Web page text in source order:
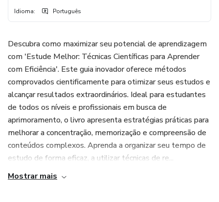
Idioma: Português
Descubra como maximizar seu potencial de aprendizagem
com 'Estude Melhor: Técnicas Científicas para Aprender
com Eficiência'. Este guia inovador oferece métodos
comprovados cientificamente para otimizar seus estudos e
alcançar resultados extraordinários. Ideal para estudantes
de todos os níveis e profissionais em busca de
aprimoramento, o livro apresenta estratégias práticas para
melhorar a concentração, memorização e compreensão de
conteúdos complexos. Aprenda a organizar seu tempo de
estudo de forma eficaz, a utilizar técnicas de re...
Mostrar mais